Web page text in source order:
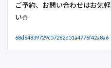
ご予約、お問い合わせはお気
い⛄
68d64839729c57262e51a4776f42a8a6